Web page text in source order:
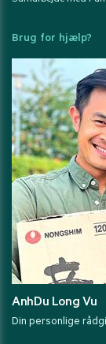
Brug for hjælp?
AnhDu Long Vu
Din personlige